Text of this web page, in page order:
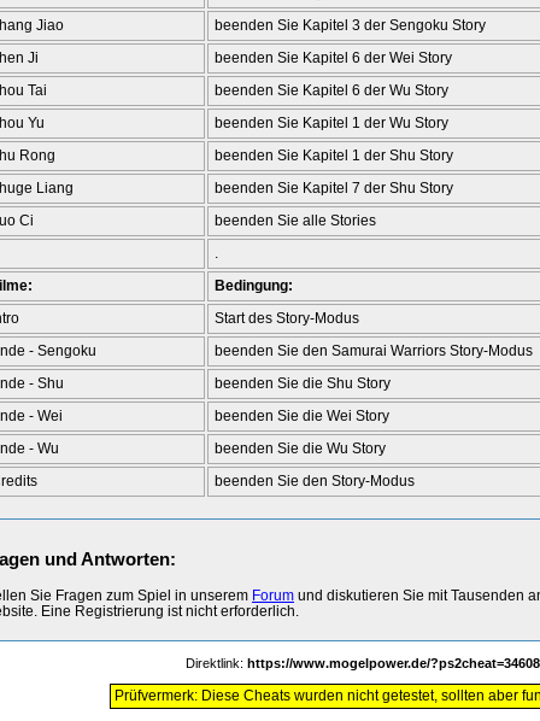
Jiao
beenden Sie Kapitel 3 der Sengoku Story
Ji
beenden Sie Kapitel 6 der Wei Story
Tai
beenden Sie Kapitel 6 der Wu Story
Yu
beenden Sie Kapitel 1 der Wu Story
Rong
beenden Sie Kapitel 1 der Shu Story
Liang
beenden Sie Kapitel 7 der Shu Story
Ci
beenden Sie alle Stories
.
Bedingung:
Start des Story-Modus
- Sengoku
beenden Sie den Samurai Warriors Story-Modus
- Shu
beenden Sie die Shu Story
- Wei
beenden Sie die Wei Story
- Wu
beenden Sie die Wu Story
beenden Sie den Story-Modus
und Antworten:
Sie Fragen zum Spiel in unserem Forum und diskutieren Sie mit Tausenden
Eine Registrierung ist nicht erforderlich.
Direktlink: https://www.mogelpower.de/?ps2cheat=34608
Prüfvermerk: Diese Cheats wurden nicht getestet, sollten aber